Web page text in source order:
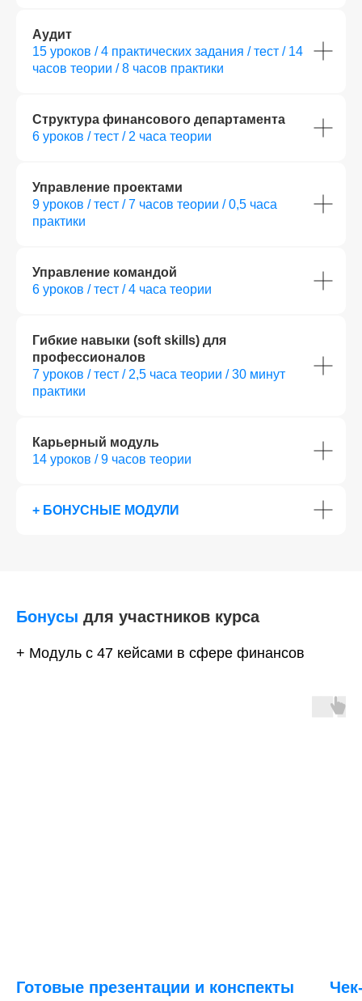
Аудит
15 уроков / 4 практических задания / тест / 14
часов теории / 8 часов практики
Структура финансового департамента
6 уроков / тест / 2 часа теории
Управление проектами
9 уроков / тест / 7 часов теории / 0,5 часа
практики
Управление командой
6 уроков / тест / 4 часа теории
Гибкие навыки (soft skills) для
профессионалов
7 уроков / тест / 2,5 часа теории / 30 минут
практики
Карьерный модуль
14 уроков / 9 часов теории
+ БОНУСНЫЕ МОДУЛИ
Бонусы для участников курса
+ Модуль с 47 кейсами в сфере финансов
Готовые презентации и конспекты